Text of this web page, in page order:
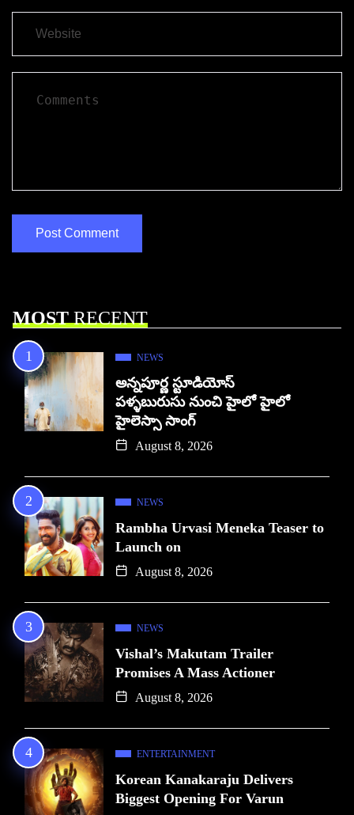
MOSTRECENT
NEWS
అన్నపూర్ణ స్టూడియోస్
పళ్ళబురుసు నుంచి హైలో హైలో
హైలెస్సా సాంగ్
August 8, 2026
NEWS
Rambha Urvasi Meneka Teaser to
Launch on
August 8, 2026
NEWS
Vishal’s Makutam Trailer
Promises A Mass Actioner
August 8, 2026
ENTERTAINMENT
Korean Kanakaraju Delivers
Biggest Opening For Varun